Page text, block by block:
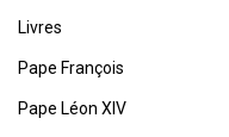
Livres
Pape François
Pape Léon XIV